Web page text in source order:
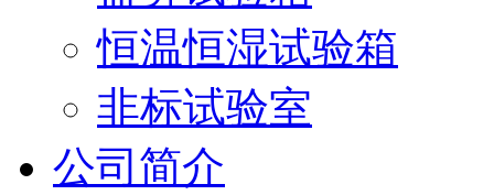
恒温恒湿试验箱
非标试验室
公司简介